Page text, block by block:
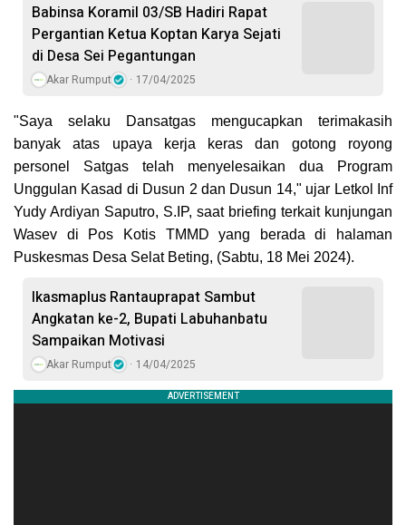
Babinsa Koramil 03/SB Hadiri Rapat
Pergantian Ketua Koptan Karya Sejati
di Desa Sei Pegantungan
Akar Rumput 17/04/2025
"Saya selaku Dansatgas mengucapkan terimakasih
banyak atas upaya kerja keras dan gotong royong
personel Satgas telah menyelesaikan dua Program
Unggulan Kasad di Dusun 2 dan Dusun 14," ujar Letkol Inf
Yudy Ardiyan Saputro, S.IP, saat briefing terkait kunjungan
Wasev di Pos Kotis TMMD yang berada di halaman
Puskesmas Desa Selat Beting, (Sabtu, 18 Mei 2024).
Ikasmaplus Rantauprapat Sambut
Angkatan ke-2, Bupati Labuhanbatu
Sampaikan Motivasi
Akar Rumput 14/04/2025